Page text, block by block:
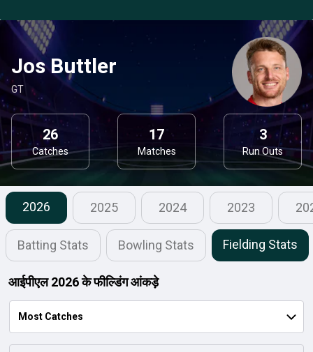
Jos Buttler
GT
26
Catches
17
Matches
3
Run Outs
2026 2025 2024 2023
Batting Stats Bowling Stats Fielding Stats
आईपीएल 2026 के फील्डिंग आंकड़े